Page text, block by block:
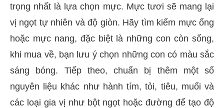
trọng nhất là lựa chọn mực. Mực tươi sẽ mang lại
vị ngọt tự nhiên và độ giòn. Hãy tìm kiếm mực ống
hoặc mực nang, đặc biệt là những con còn sống,
khi mua về, bạn lưu ý chọn những con có màu sắc
sáng bóng. Tiếp theo, chuẩn bị thêm một số
nguyên liệu khác như hành tím, tỏi, tiêu, muối và
các loại gia vị như bột ngọt hoặc đường để tạo độ